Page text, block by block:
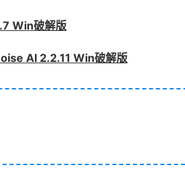
Win破解版
AI 2.2.11 Win破解版